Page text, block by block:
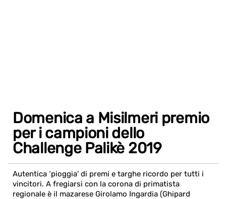
Domenica a Misilmeri premio
per i campioni dello
Challenge Palikè 2019
Autentica ‘pioggia’ di premi e targhe ricordo per tutti i
vincitori. A fregiarsi con la corona di primatista
regionale è il mazarese Girolamo Ingardia (Ghipard